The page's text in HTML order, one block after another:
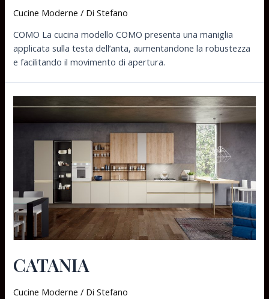
Cucine Moderne / DiStefano
COMO La cucina modello COMO presenta una maniglia
applicata sulla testa dell’anta, aumentandone la robustezza
e facilitando il movimento di apertura.
CATANIA
Cucine Moderne / DiStefano